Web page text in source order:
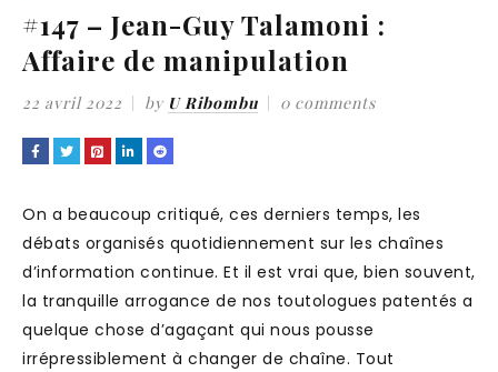
#147 – Jean-Guy Talamoni :
Affaire de manipulation
22 avril 2022 by U Ribombu 0 comments
On a beaucoup critiqué, ces derniers temps, les
débats organisés quotidiennement sur les chaînes
d’information continue. Et il est vrai que, bien souvent,
la tranquille arrogance de nos toutologues patentés a
quelque chose d’agaçant qui nous pousse
irrépressiblement à changer de chaîne. Tout